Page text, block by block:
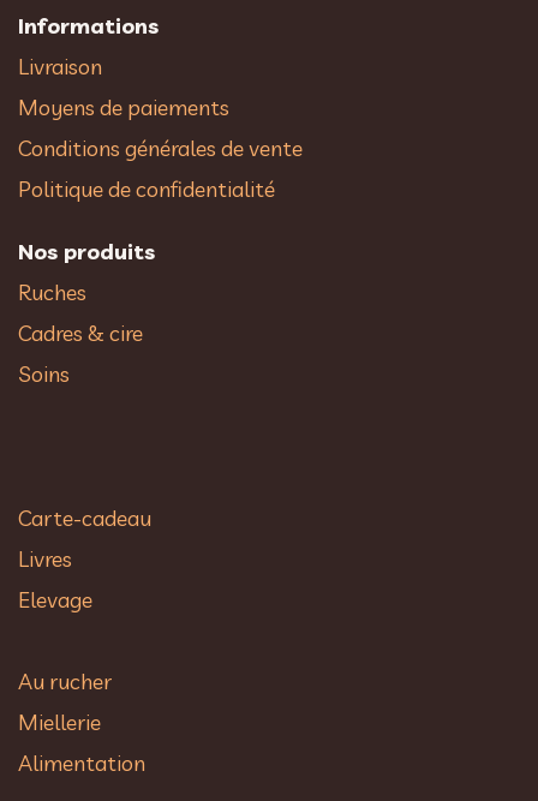
Informations
Livraison
Moyens de paiements
Conditions générales de vente
Politique de confidentialité
Nos produits
Ruches
Cadres & cire
Soins
Carte-cadeau
Livres
Elevage
Au rucher​
Miellerie
Alimentation